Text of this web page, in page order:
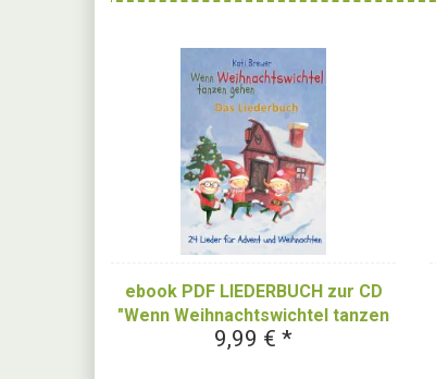
ebook PDF LIEDERBUCH zur CD
"Wenn Weihnachtswichtel tanzen
gehen"
9,99 € *